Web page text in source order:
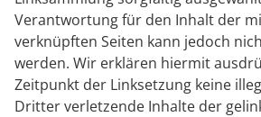
Verantwortung für den Inhalt der
verknüpften Seiten kann jedoch
werden. Wir erklären hiermit
Zeitpunkt der Linksetzung keine
Dritter verletzende Inhalte der